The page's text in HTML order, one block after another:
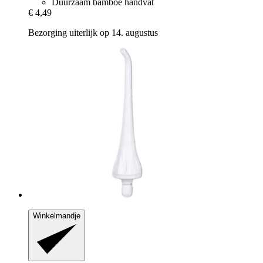
Duurzaam bamboe handvat
€ 4,49
Bezorging uiterlijk op 14. augustus
Winkelmandje